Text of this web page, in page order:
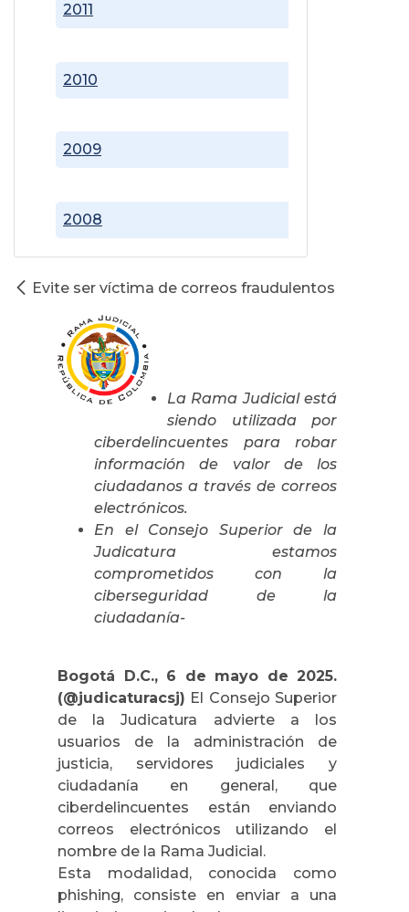
2008
2009
2010
2011
Evite ser víctima de correos fraudulentos
La Rama Judicial está
siendo utilizada por
ciberdelincuentes para robar
información de valor de los
ciudadanos a través de correos
electrónicos.
En el Consejo Superior de la
Judicatura estamos
comprometidos con la
ciberseguridad de la
ciudadanía-
Bogotá D.C., 6 de mayo de 2025.
(@judicaturacsj) El Consejo Superior
de la Judicatura advierte a los
usuarios de la administración de
justicia, servidores judiciales y
ciudadanía en general, que
ciberdelincuentes están enviando
correos electrónicos utilizando el
nombre de la Rama Judicial.
Esta modalidad, conocida como
phishing, consiste en enviar a una